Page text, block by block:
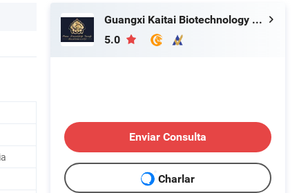
Guangxi Kaitai Biotechnology Co., Ltd.
5.0
Enviar Consulta
Charlar